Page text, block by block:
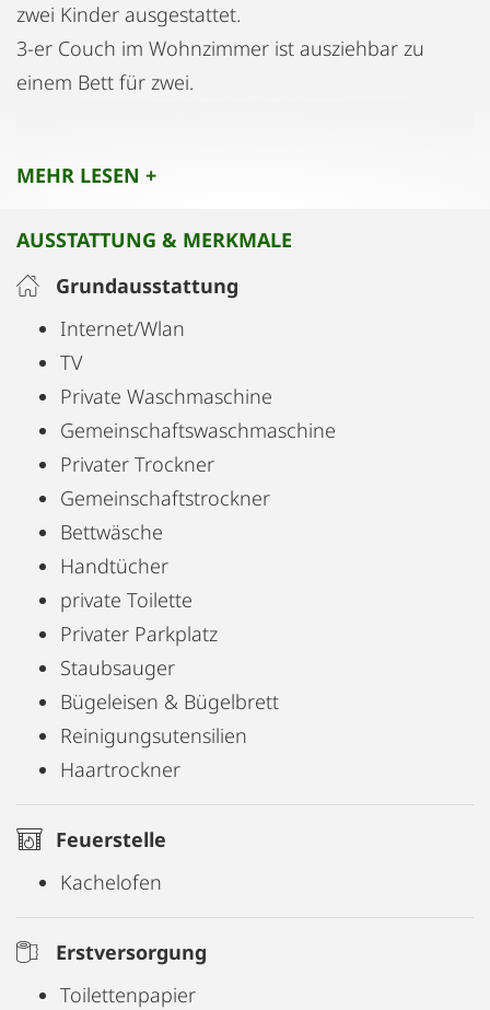
zwei Kinder ausgestattet.
3-er Couch im Wohnzimmer ist ausziehbar zu
einem Bett für zwei.
Badezimmer mit Duschkabine und Badewanne.
Waschmaschine und Arbeitsplatz auf Anfrage.
MEHR LESEN +
AUSSTATTUNG & MERKMALE
Grundausstattung
Internet/Wlan
TV
Private Waschmaschine
Gemeinschaftswaschmaschine
Privater Trockner
Gemeinschaftstrockner
Bettwäsche
Handtücher
private Toilette
Privater Parkplatz
Staubsauger
Bügeleisen & Bügelbrett
Reinigungsutensilien
Haartrockner
Feuerstelle
Kachelofen
Erstversorgung
Toilettenpapier